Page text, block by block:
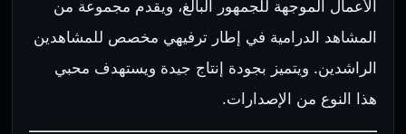
الأعمال الموجهة للجمهور البالغ، ويقدم مجموعة من
المشاهد الدرامية في إطار ترفيهي مخصص للمشاهدين
الراشدين. ويتميز بجودة إنتاج جيدة ويستهدف محبي
هذا النوع من الإصدارات.